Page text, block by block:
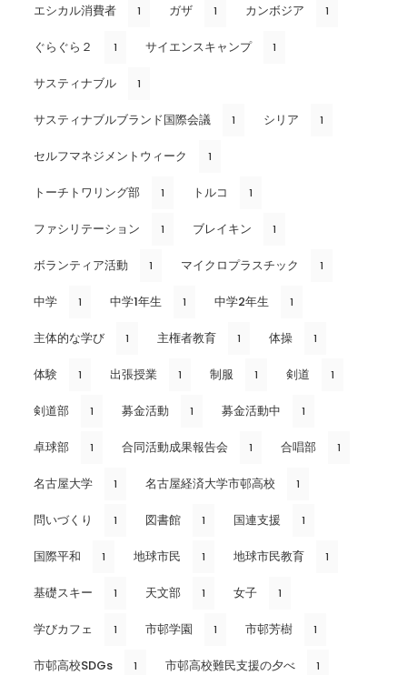
エシカル消費者 1 ガザ 1 カンボジア 1
ぐらぐら２ 1 サイエンスキャンプ 1
サスティナブル 1
サスティナブルブランド国際会議 1 シリア 1
セルフマネジメントウィーク 1
トーチトワリング部 1 トルコ 1
ファシリテーション 1 ブレイキン 1
ボランティア活動 1 マイクロプラスチック 1
中学 1 中学1年生 1 中学2年生 1
主体的な学び 1 主権者教育 1 体操 1
体験 1 出張授業 1 制服 1 剣道 1
剣道部 1 募金活動 1 募金活動中 1
卓球部 1 合同活動成果報告会 1 合唱部 1
名古屋大学 1 名古屋経済大学市邨高校 1
問いづくり 1 図書館 1 国連支援 1
国際平和 1 地球市民 1 地球市民教育 1
基礎スキー 1 天文部 1 女子 1
学びカフェ 1 市邨学園 1 市邨芳樹 1
市邨高校SDGs 1 市邨高校難民支援の夕べ 1